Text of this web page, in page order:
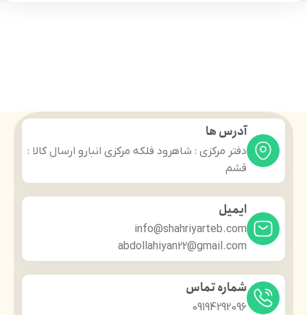
آدرس ها
دفتر مرکزی : شاهرود فلکه مرکزی انبارو ارسال کالا :
قشم
ایمیل
info@shahriyarteb.com
abdollahiyan22@gmail.com
شماره تماس
09194292096